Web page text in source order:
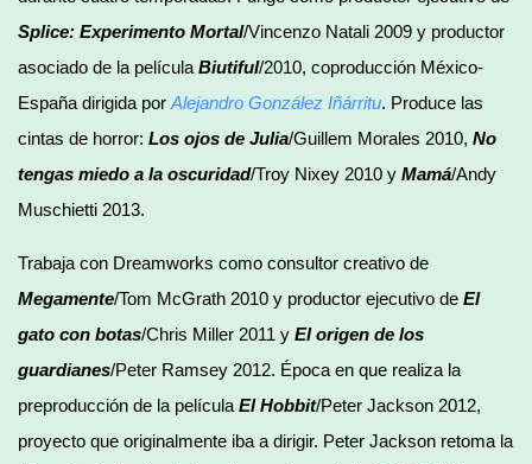
Splice: Experimento Mortal/Vincenzo Natali 2009 y productor
asociado de la película Biutiful/2010, coproducción México-
España dirigida por Alejandro González Iñárritu. Produce las
cintas de horror: Los ojos de Julia/Guillem Morales 2010, No
tengas miedo a la oscuridad/Troy Nixey 2010 y Mamá/Andy
Muschietti 2013.
Trabaja con Dreamworks como consultor creativo de
Megamente/Tom McGrath 2010 y productor ejecutivo de El
gato con botas/Chris Miller 2011 y El origen de los
guardianes/Peter Ramsey 2012. Época en que realiza la
preproducción de la película El Hobbit/Peter Jackson 2012,
proyecto que originalmente iba a dirigir. Peter Jackson retoma la